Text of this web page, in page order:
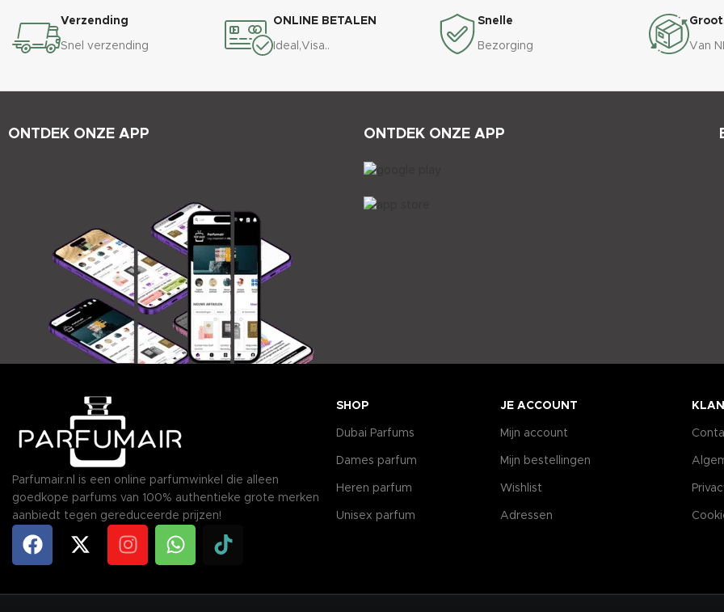
Verzending
Snel verzending
ONLINE BETALEN
Ideal,Visa..
Snelle
Bezorging Van
ONTDEK ONZE APP ONTDEK ONZE APP
Parfumair.nl is een online parfumwinkel die alleen
goedkope parfums van 100% authentieke grote merken
aanbiedt tegen gereduceerde prijzen!
SHOP
Dubai Parfums
Dames parfum
Heren parfum
Unisex parfum
JE ACCOUNT
Mijn account
Mijn bestellingen
Wishlist
Adressen